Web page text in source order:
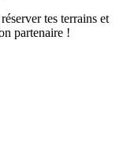
tes terrains et
partenaire !